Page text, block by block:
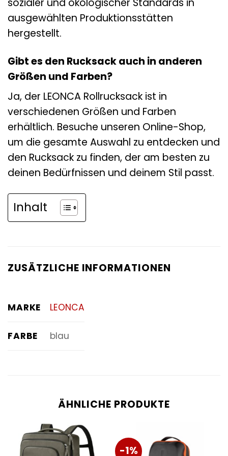
ausgewählten Produktionsstätten
hergestellt.
Gibt es den Rucksack auch in anderen
Größen und Farben?
Ja, der LEONCA Rollrucksack ist in
verschiedenen Größen und Farben
erhältlich. Besuche unseren Online-Shop,
um die gesamte Auswahl zu entdecken und
den Rucksack zu finden, der am besten zu
deinen Bedürfnissen und deinem Stil passt.
Inhalt
ZUSÄTZLICHE INFORMATIONEN
MARKE LEONCA
FARBE blau
ÄHNLICHE PRODUKTE
-1%